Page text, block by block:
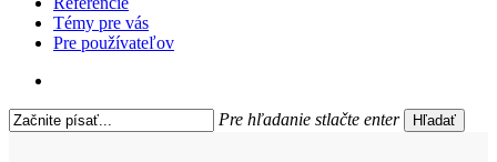
Témy pre vás
Pre používateľov
Pre hľadanie stlačte enter Hľadať